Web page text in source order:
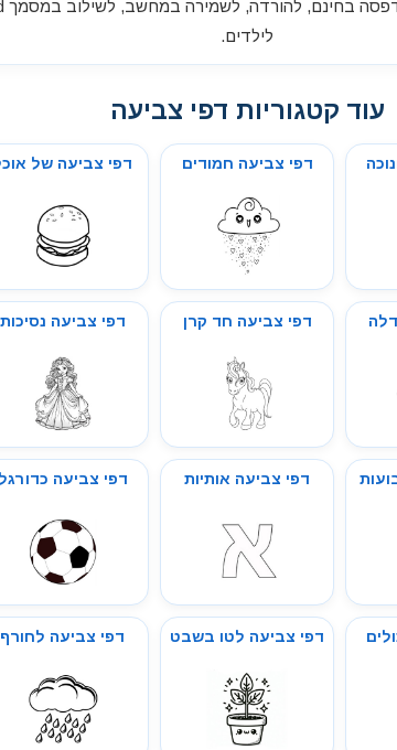
לילדים.
עוד קטגוריות דפי צביעה
דפי צביעה חמודים דפי צביעה של
דפי צביעה חד קרן דפי צביעה נסיכות
דפי צביעה אותיות דפי צביעה
דפי צביעה לטו בשבט דפי צביעה לחורף